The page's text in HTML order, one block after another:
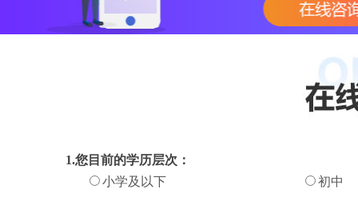
1.您目前的学历层次：
小学及以下
初中